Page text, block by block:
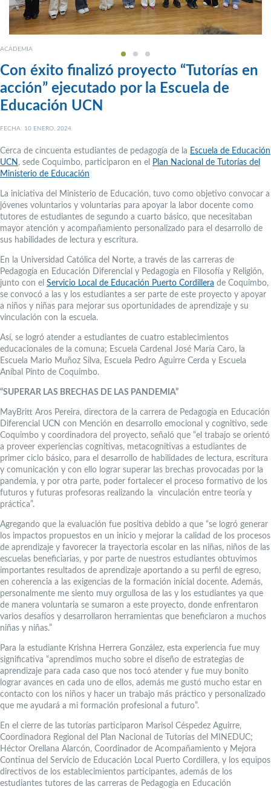
ACADEMIA
Con éxito finalizó proyecto “Tutorías en
acción” ejecutado por la Escuela de
Educación UCN
FECHA: 10 ENERO, 2024
Cerca de cincuenta estudiantes de pedagogía de la Escuela de Educación
UCN , sede Coquimbo, participaron en el
Plan Nacional de Tutorías del
Ministerio de Educación
La iniciativa del Ministerio de Educación, tuvo como objetivo convocar a
jóvenes voluntarios y voluntarias para apoyar la labor docente como
tutores de estudiantes de segundo a cuarto básico, que necesitaban
mayor atención y acompañamiento personalizado para el desarrollo de
sus habilidades de lectura y escritura.
En la Universidad Católica del Norte, a través de las carreras de
Pedagogía en Educación Diferencial y Pedagogía en Filosofía y Religión,
junto con el Servicio Local de Educación Puerto Cordillera de Coquimbo,
se convocó a las y los estudiantes a ser parte de este proyecto y apoyar
a niños y niñas para mejorar sus oportunidades de aprendizaje y su
vinculación con la escuela.
Así, se logró atender a estudiantes de cuatro establecimientos
educacionales de la comuna; Escuela Cardenal José María Caro, la
Escuela Mario Muñoz Silva, Escuela Pedro Aguirre Cerda y Escuela
Aníbal Pinto de Coquimbo.
“SUPERAR LAS BRECHAS DE LAS PANDEMIA”
MayBritt Aros Pereira, directora de la carrera de Pedagogía en Educación
Diferencial UCN con Mención en desarrollo emocional y cognitivo, sede
Coquimbo y coordinadora del proyecto, señaló que “el trabajo se orientó
a proveer experiencias cognitivas, metacognitivas a estudiantes de
primer ciclo básico, para el desarrollo de habilidades de lectura, escritura
y comunicación y con ello lograr superar las brechas provocadas por la
pandemia, y por otra parte, poder fortalecer el proceso formativo de los
futuros y futuras profesoras realizando la vinculación entre teoría y
práctica”.
Agregando que la evaluación fue positiva debido a que “se logró generar
los impactos propuestos en un inicio y mejorar la calidad de los procesos
de aprendizaje y favorecer la trayectoria escolar en las niñas, niños de las
escuelas beneficiarias, y por parte de nuestros estudiantes obtuvimos
importantes resultados de aprendizaje aportando a su perfil de egreso,
en coherencia a las exigencias de la formación inicial docente. Además,
personalmente me siento muy orgullosa de las y los estudiantes ya que
de manera voluntaria se sumaron a este proyecto, donde enfrentaron
varios desafíos y desarrollaron herramientas que beneficiaron a muchos
niñas y niñas.”
Para la estudiante Krishna Herrera González, esta experiencia fue muy
significativa “aprendimos mucho sobre el diseño de estrategias de
aprendizaje para cada caso que nos tocó atender y fue muy bonito
lograr avances en cada uno de ellos, además me gustó mucho estar en
contacto con los niños y hacer un trabajo más práctico y personalizado
que me ayudará a mi formación profesional a futuro”.
En el cierre de las tutorías participaron Marisol Céspedez Aguirre,
Coordinadora Regional del Plan Nacional de Tutorías del MINEDUC;
Héctor Orellana Alarcón, Coordinador de Acompañamiento y Mejora
Continua del Servicio de Educación Local Puerto Cordillera, y los equipos
directivos de los establecimientos participantes, además de los
estudiantes tutores de las carreras de Pedagogía en Educación